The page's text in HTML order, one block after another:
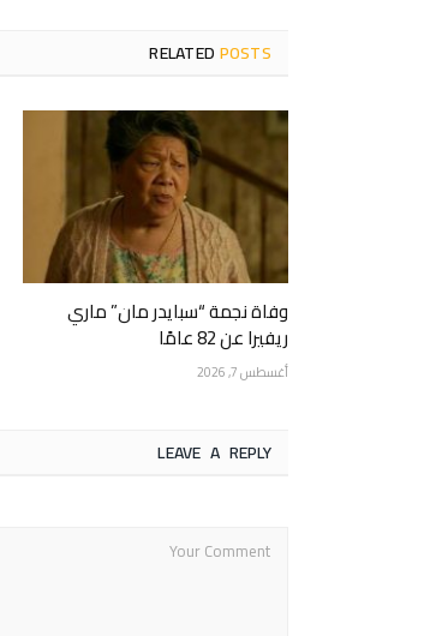
RELATEDPOSTS
وفاة نجمة “سبايدر مان” ماري
ريفيرا عن 82 عامًا
أغسطس 7, 2026
LEAVE A REPLY